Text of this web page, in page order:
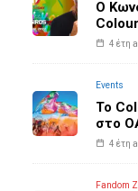
O
4 έτη
Events
Το
στο
4 έτη
Fandom